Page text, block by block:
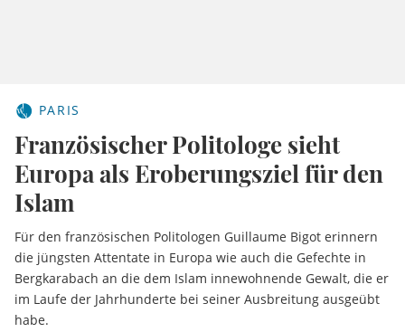
PARIS
Französischer Politologe sieht
Europa als Eroberungsziel für den
Islam
Für den französischen Politologen Guillaume Bigot erinnern
die jüngsten Attentate in Europa wie auch die Gefechte in
Bergkarabach an die dem Islam innewohnende Gewalt, die er
im Laufe der Jahrhunderte bei seiner Ausbreitung ausgeübt
habe.